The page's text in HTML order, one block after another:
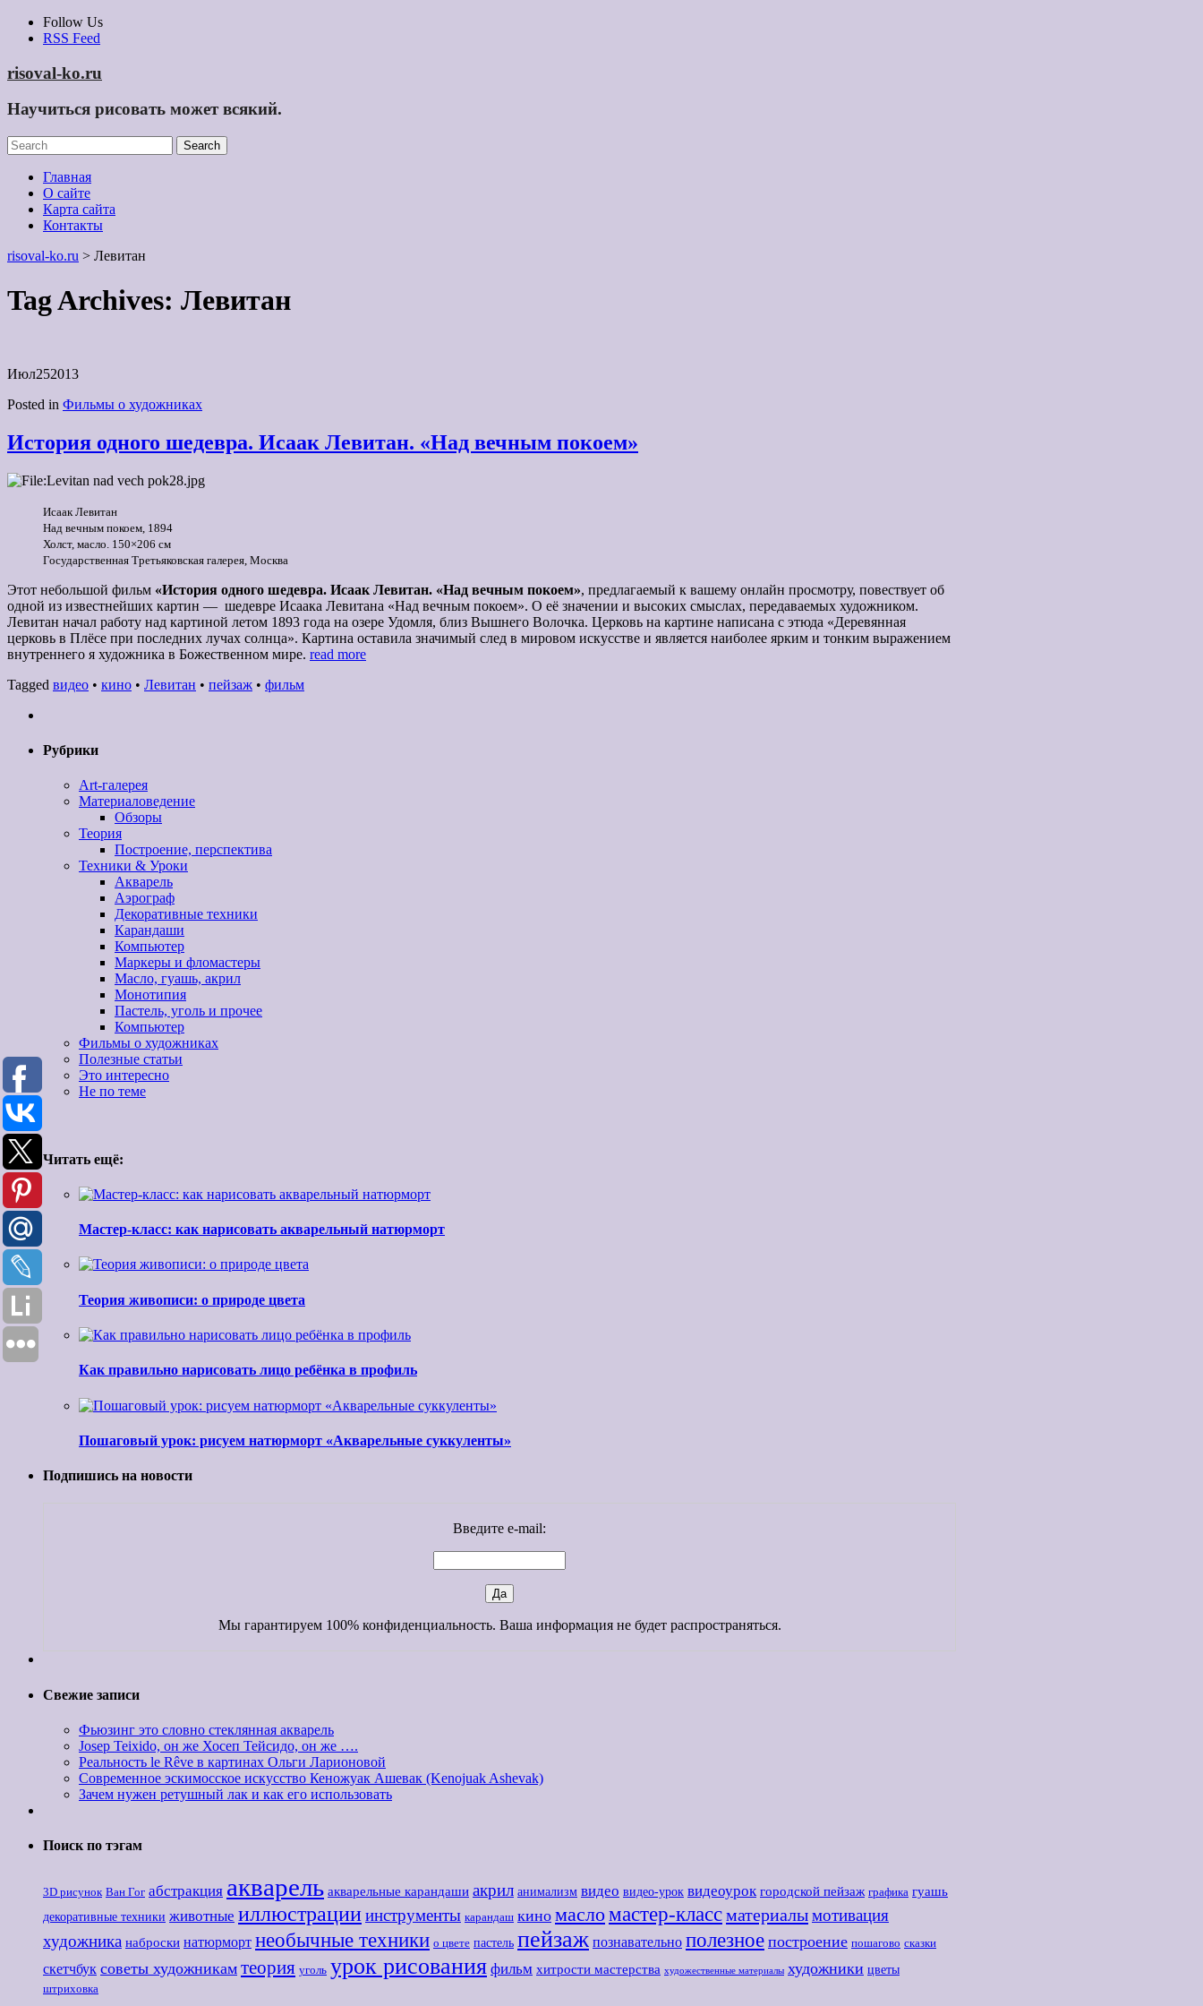
Skip
Follow Us
RSS Feed
risoval-ko.ru
Научиться рисовать может всякий.
Главная
О сайте
Карта сайта
Контакты
risoval-ko.ru > Левитан
Tag Archives: Левитан
Июл252013
Posted in Фильмы о художниках
История одного шедевра. Исаак Левитан. «Над вечным покоем»
Исаак Левитан
Над вечным покоем, 1894
Холст, масло. 150×206 см
Государственная Третьяковская галерея, Москва
Этот небольшой фильм «История одного шедевра. Исаак Левитан. «Над вечным покоем», предлагаемый к вашему онлайн просмотру, повествует об
одной из известнейших картин — шедевре Исаака Левитана «Над вечным покоем». О её значении и высоких смыслах, передаваемых художником.
Левитан начал работу над картиной летом 1893 года на озере Удомля, близ Вышнего Волочка. Церковь на картине написана с этюда «Деревянная
церковь в Плёсе при последних лучах солнца». Картина оставила значимый след в мировом искусстве и является наиболее ярким и тонким выражением
внутреннего я художника в Божественном мире. read more
Tagged видео • кино • Левитан • пейзаж • фильм
Рубрики
Art-галерея
Материаловедение
Обзоры
Теория
Построение, перспектива
Техники & Уроки
Акварель
Аэрограф
Декоративные техники
Карандаши
Компьютер
Маркеры и фломастеры
Масло, гуашь, акрил
Монотипия
Пастель, уголь и прочее
Компьютер
Фильмы о художниках
Полезные статьи
Это интересно
Не по теме
Читать ещё:
Мастер-класс: как нарисовать акварельный натюрморт
Теория живописи: о природе цвета
Как правильно нарисовать лицо ребёнка в профиль
Пошаговый урок: рисуем натюрморт «Акварельные суккуленты»
Подпишись на новости
Введите e-mail:
Мы гарантируем 100% конфиденциальность. Ваша информация не будет распространяться.
Свежие записи
Фьюзинг это словно стеклянная акварель
Josep Teixido, он же Хосеп Тейсидо, он же ….
Реальность le Rêve в картинах Ольги Ларионовой
Современное эскимосское искусство Кеножуак Ашевак (Kenojuak Ashevak)
Зачем нужен ретушный лак и как его использовать
Поиск по тэгам
3D рисунок Ван Гог абстракция акварель акварельные карандаши акрил анимализм видео видео-урок видеоурок городской пейзаж графика гуашь
декоративные техники животные иллюстрацииинструменты карандаш кино масломастер-классматериалымотивация
художника наброски натюрморт необычные техники о цвете пастель пейзаж познавательно полезное построение пошагово сказки
скетчбук советы художникам теория уголь урок рисования фильм хитрости мастерства художественные материалы художники цветы
штриховка